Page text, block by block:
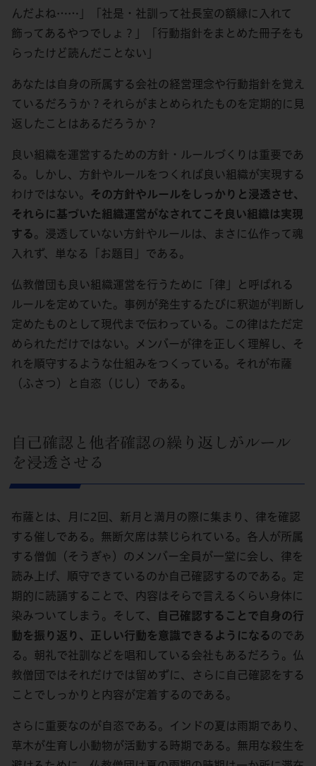
んだよね……」「社是・社訓って社長室の額縁に入れて
飾ってあるやつでしょ？」「行動指針をまとめた冊子をも
らったけど読んだことない」
あなたは自身の所属する会社の経営理念や行動指針を覚え
ているだろうか？それらがまとめられたものを定期的に見
返したことはあるだろうか？
良い組織を運営するための方針・ルールづくりは重要であ
る。しかし、方針やルールをつくれば良い組織が実現する
わけではない。
その方針やルールをしっかりと浸透させ、
それらに基づいた組織運営がなされてこそ良い組織は実現
する。浸透していない方針やルールは、まさに仏作って魂
入れず、単なる「お題目」である。
仏教僧団も良い組織運営を行うために「律」と呼ばれる
ルールを定めていた。事例が発生するたびに釈迦が判断し
定めたものとして現代まで伝わっている。この律はただ定
められただけではない。メンバーが律を正しく理解し、そ
れを順守するような仕組みをつくっている。それが布薩
（ふさつ）と自恣（じし）である。
自己確認と他者確認の繰り返しがルール
を浸透させる
布薩とは、月に2回、新月と満月の際に集まり、律を確認
する催しである。無断欠席は禁じられている。各人が所属
する僧伽（そうぎゃ）のメンバー全員が一堂に会し、律を
読み上げ、順守できているのか自己確認するのである。定
期的に読誦することで、内容はそらで言えるくらい身体に
染みついてしまう。そして、
自己確認することで自身の行
動を振り返り、正しい行動を意識できるようになるのであ
る。朝礼で社訓などを唱和している会社もあるだろう。仏
教僧団ではそれだけでは留めずに、さらに自己確認をする
ことでしっかりと内容が定着するのである。
さらに重要なのが自恣である。インドの夏は雨期であり、
草木が生育し小動物が活動する時期である。無用な殺生を